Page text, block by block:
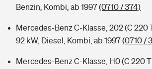
Benzin, Kombi, ab 1997(0710 / 374)
Mercedes-Benz C-Klasse, 202 (C 220
92 kW, Diesel, Kombi, ab 1997(0710 /
Mercedes-Benz C-Klasse, H0 (C 220